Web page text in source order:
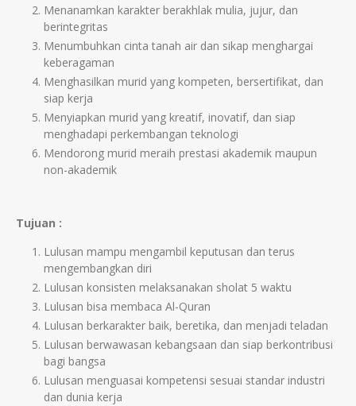
Menanamkan karakter berakhlak mulia, jujur, dan
berintegritas
Menumbuhkan cinta tanah air dan sikap menghargai
keberagaman
Menghasilkan murid yang kompeten, bersertifikat, dan
siap kerja
Menyiapkan murid yang kreatif, inovatif, dan siap
menghadapi perkembangan teknologi
Mendorong murid meraih prestasi akademik maupun
non-akademik
Tujuan :
Lulusan mampu mengambil keputusan dan terus
mengembangkan diri
Lulusan konsisten melaksanakan sholat 5 waktu
Lulusan bisa membaca Al-Quran
Lulusan berkarakter baik, beretika, dan menjadi teladan
Lulusan berwawasan kebangsaan dan siap berkontribusi
bagi bangsa
Lulusan menguasai kompetensi sesuai standar industri
dan dunia kerja